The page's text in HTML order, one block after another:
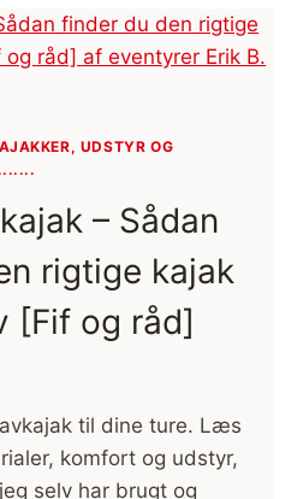
UDSTYR OG
– Sådan
rigtige kajak
[Fif og råd]
til dine ture. Læs
komfort og udstyr,
selv har brugt og